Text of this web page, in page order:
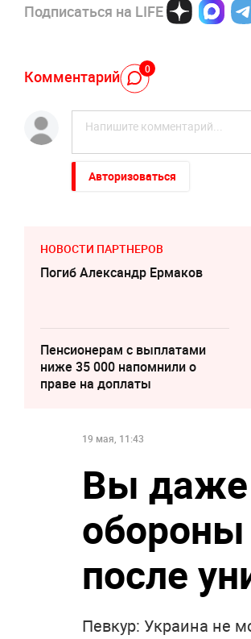
Подписаться на LIFE
Комментарий 0
Авторизоваться
НОВОСТИ ПАРТНЕРОВ
Погиб Александр Ермаков
Пенсионерам с выплатами
ниже 35 000 напомнили о
праве на доплаты
19 мая, 11:43
Вы даже
обороны
после
Певкур: Украина не